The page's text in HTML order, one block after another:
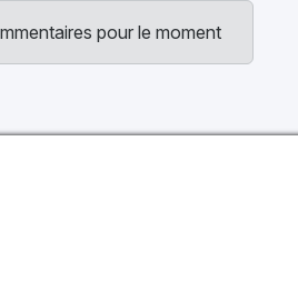
pour le moment